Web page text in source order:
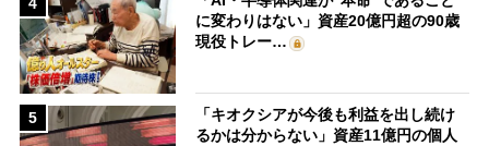
に変わりはない」資産20億円超の90歳
現役トレー…
5
「キオクシアが今後も利益を出し続け
るかは分からない」資産11億円の個人